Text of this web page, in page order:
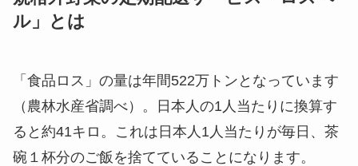
ル」とは
「食品ロス」の量は年間522万トンとなっています
（農林水産省調べ）。日本人の1人当たりに換算す
ると約41キロ。これは日本人1人当たりが毎日、茶
碗１杯分のご飯を捨てていることになります。